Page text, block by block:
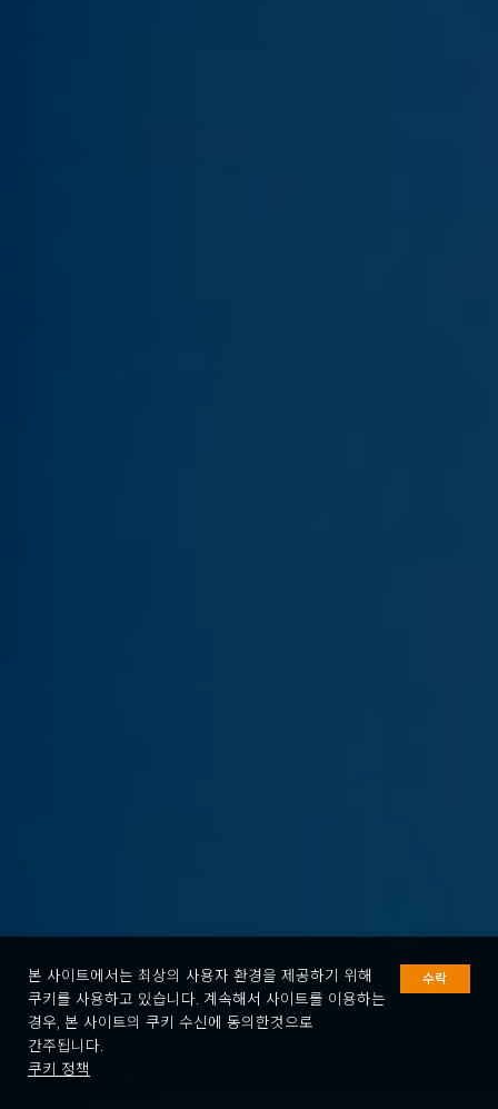
본 사이트에서는 최상의 사용자 환경을 제공하기 위해
쿠키를 사용하고 있습니다. 계속해서 사이트를 이용하는
경우, 본 사이트의 쿠키 수신에 동의한것으로
간주됩니다.
쿠키 정책
수락